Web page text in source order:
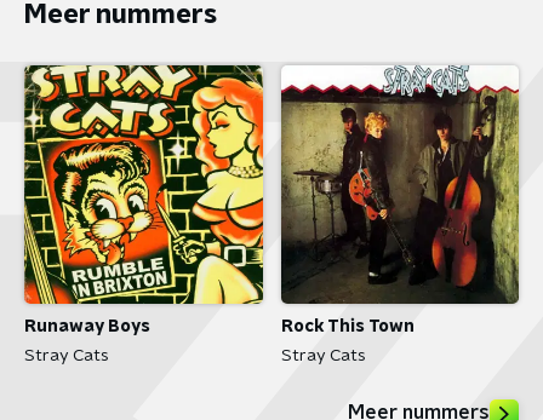
Meer nummers
Runaway Boys
Stray Cats
Rock This Town
Stray Cats
Meer nummers